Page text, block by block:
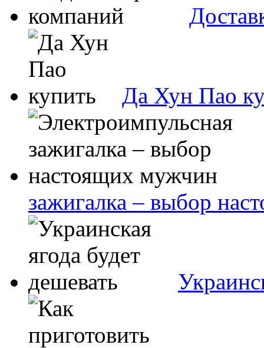
Да Хун Пао
зажигалка – выбор